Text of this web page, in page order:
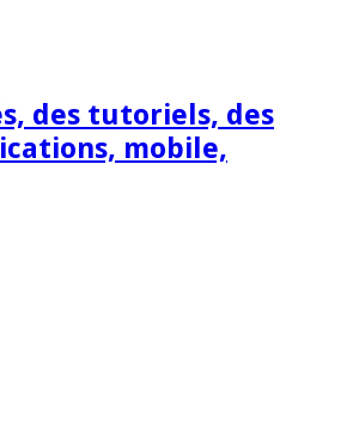
des tutoriels, des
mobile,